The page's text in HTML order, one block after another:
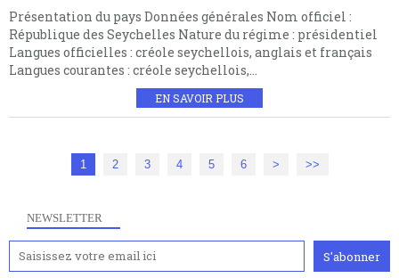
Présentation du pays Données générales Nom officiel :
République des Seychelles Nature du régime : présidentiel
Langues officielles : créole seychellois, anglais et français
Langues courantes : créole seychellois,...
EN SAVOIR PLUS
1 2 3 4 5 6 > >>
NEWSLETTER